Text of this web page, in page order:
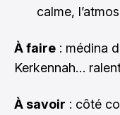
calme,
À faire : médina
Kerkennah…
À savoir : côté